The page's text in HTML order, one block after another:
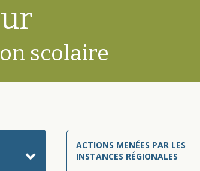
scolaire
ACTIONS MENÉES PAR LES
INSTANCES RÉGIONALES